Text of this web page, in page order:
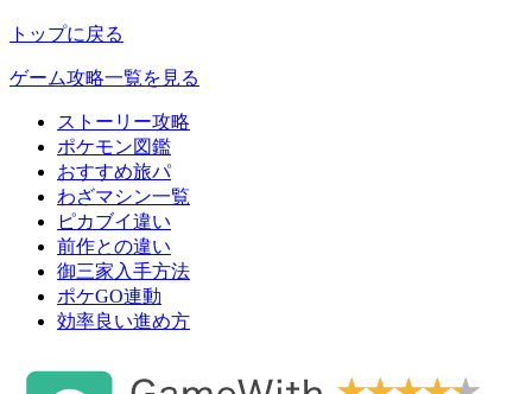
トップに戻る
ゲーム攻略一覧を見る
ストーリー攻略
ポケモン図鑑
おすすめ旅パ
わざマシン一覧
ピカブイ違い
前作との違い
御三家入手方法
ポケGO連動
効率良い進め方